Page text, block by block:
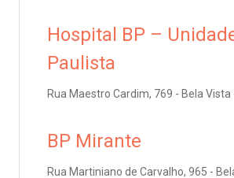
Endereço:
CEP: 01438-000 | Jardim Paulista
São Paulo - SP
de Sangue
de cuidado
Hospital BP –
Paulista
Rua Maestro Cardim, 769 - Bela Vista
BP Mirante
Rua Martiniano de Carvalho, 965 -